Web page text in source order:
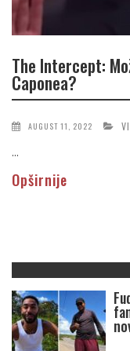
The Intercept:
Caponea?
AUGUST 11, 2022
...
Opširnije